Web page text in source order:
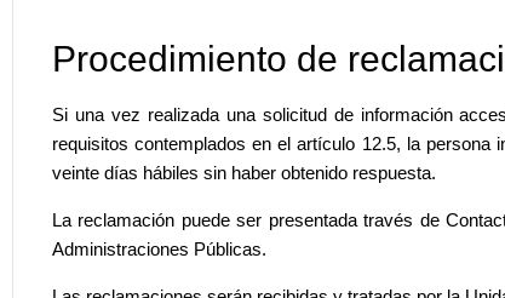
Procedimiento de
Si una vez realizada una solicitud de información
requisitos contemplados en el artículo 12.5, la
veinte días hábiles sin haber obtenido respuesta.
La reclamación puede ser presentada través de
Administraciones Públicas.